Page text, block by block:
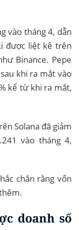
vào tháng 4, dẫn
được liệt kê trên
Binance. Pepe
khi ra mắt vào
kể từ khi ra mắt,
Solana đã giảm
vào tháng 4,
chắn rằng vốn
doanh số